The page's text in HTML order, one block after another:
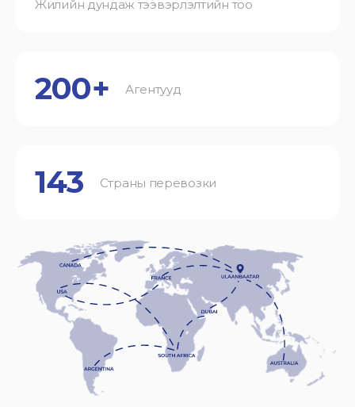
Жилийн дундаж тээвэрлэлтийн тоо
200+ Агентууд
143 Страны перевозки